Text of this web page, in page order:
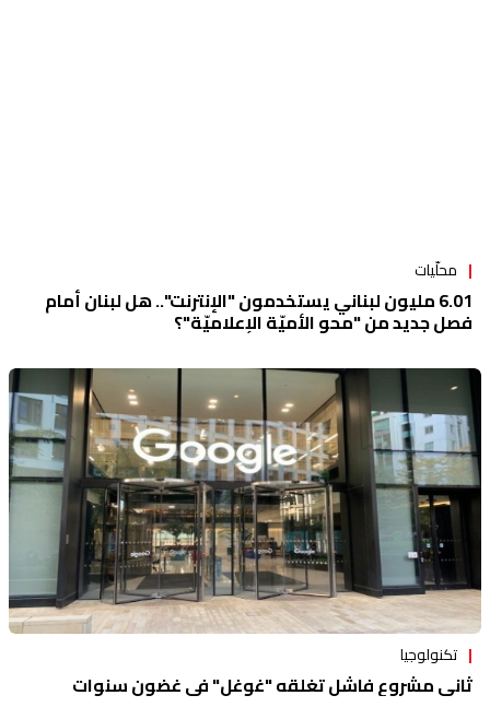
محلّيات
6.01 مليون لبناني يستخدمون "الإنترنت".. هل لبنان أمام
فصل جديد من "محو الأميّة الإعلاميّة"؟
تكنولوجيا
ثاني مشروع فاشل تغلقه "غوغل" في غضون سنوات